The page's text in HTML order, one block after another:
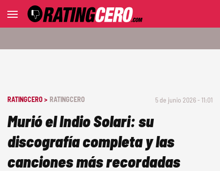
RATINGCERO > RATINGCERO 5 de junio 2026 - 11:01
Murió el Indio Solari: su
discografía completa y las
canciones más recordadas